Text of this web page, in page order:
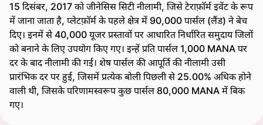
15 दिसंबर, 2017 को जीनेसिस सिटी नीलामी, जिसे टेराफ़ॉर्म इवेंट के रूप
में जाना जाता है, प्लेटफ़ॉर्म के पहले क्षेत्र में 90,000 पार्सल (लैंड) ने बेच
दिए। इनमें से 40,000 यूजर प्रस्तावों पर आधारित निर्धारित समुदाय जिलों
को बनाने के लिए उपयोग किए गए। इन्हें प्रति पार्सल 1,000 MANA पर
दर के बाद नीलामी की गई। शेष पार्सल की आपूर्ति की नीलामी उसी
प्रारंभिक दर पर हुई, जिसमें प्रत्येक बोली पिछली से 25.00% अधिक होने
वाली थी, जिसके परिणामस्वरूप कुछ पार्सल 80,000 MANA में बिक
गए।